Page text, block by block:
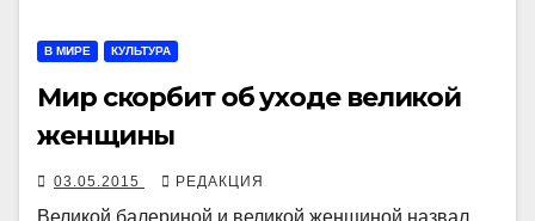
В МИРЕ КУЛЬТУРА
Мир скорбит об уходе великой
женщины
03.05.2015 РЕДАКЦИЯ
Великой балериной и великой женщиной назвал